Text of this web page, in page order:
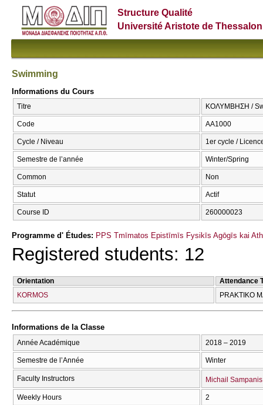
Structure Qualité
Université Aristote de
Swimming
Informations du Cours
Titre ΚΟΛΥΜΒΗΣΗ /
Code ΑΑ1000
Cycle / Niveau 1er cycle /
Semestre de l’année Winter/Spring
Common Non
Statut Actif
Course ID 260000023
Programme d' Études: PPS Tmīmatos Epistīmīs Fysikīs Agōgīs kai
Registered students: 12
Orientation
Attendance
KORMOS
PRAKTIKO
Informations de la Classe
Année Académique 2018 – 2019
Semestre de l’Année Winter
Faculty Instructors Michail Sampanis
Weekly Hours 2